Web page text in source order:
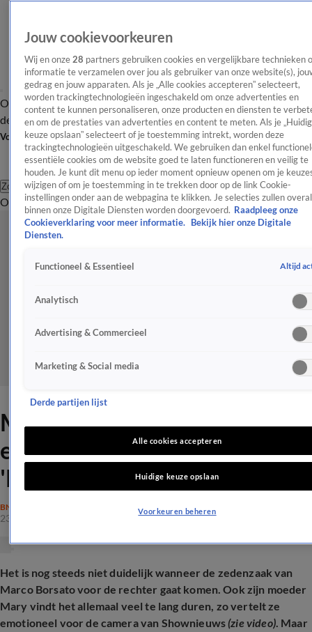
OverzichtAfleveringen Entertainment TV Algemeen
Tip
de redactieNieuwsbrief
Volg Shownieuws
Zoeken
OverzichtEntertainmentSpraakmakendRealityCrimeVideo's
Mary Borsato laat zich
emotioneel uit over Marco:
'Duurt veel te lang'
BN'ERS
23 mrt 2025, 10:01
Het is nog steeds niet duidelijk wanneer de zedenzaak van
Marco Borsato voor de rechter gaat komen. Ook zijn moeder
Mary vindt het allemaal veel te lang duren, zo vertelt ze
emotioneel voor de camera van Shownieuws(zie video). Maar
Jouw cookievoorkeuren
Wij en onze 28 partners gebruiken cookies en vergelijkbare technieken
informatie te verzamelen over jou als gebruiker van onze website(s),
gedrag en jouw apparaten. Als je „Alle cookies accepteren” selecteert,
worden trackingtechnologieën ingeschakeld om onze advertenties en
content te kunnen personaliseren, onze producten en diensten te
en om de prestaties van advertenties en content te meten. Als je
keuze opslaan” selecteert of je toestemming intrekt, worden deze
trackingtechnologieën uitgeschakeld. We gebruiken dan enkel
essentiële cookies om de website goed te laten functioneren en veilig te
houden. Je kunt dit menu op ieder moment opnieuw openen om je
wijzigen of om je toestemming in te trekken door op de link Cookie-
instellingen onder aan de webpagina te klikken. Je selecties zullen overal
binnen onze Digitale Diensten worden doorgevoerd. Raadpleeg onze
Cookieverklaring voor meer informatie.
Bekijk hier onze Digitale
Diensten.
Functioneel & Essentieel Altijd
Analytisch
Advertising & Commercieel
Marketing & Social media
Derde partijen lijst
Alle cookies accepteren
Huidige keuze opslaan
Voorkeuren beheren